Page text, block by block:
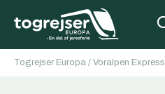
Togrejser Europa / Voralpen Express